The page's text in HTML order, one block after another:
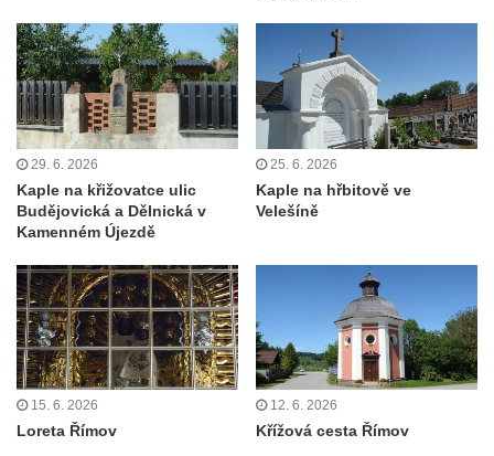
Kostel svatého Mikuláše v Mikulášovicích
Kaple Tří otců v Mikulášovicích
Kaple Matky Boží v Mikulášovicích
Kaple Andělů strážných (Fürleova kaple) v
Mikulášovicích
Balzerova kaple v Mikulášovicích
Kostel svatého Václava ve Šluknově
Kostel svatého Mikuláše v Třebušíně
Klášterní kostel svatého Františka z Assisi v
Zákupech
Kaple svatého Josefa u Zákup
Kostel svatých Fabiána a Šebestiána v
Zákupech
29. 6. 2026
Kaple na křižovatce ulic
Budějovická a Dělnická v
Kamenném Újezdě
25. 6. 2026
Kaple na hřbitově ve
Velešíně
15. 6. 2026
Loreta Římov
12. 6. 2026
Křížová cesta Římov